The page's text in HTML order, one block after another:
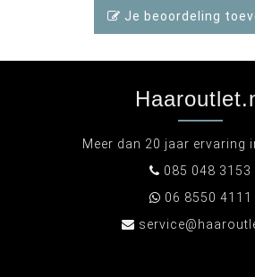
Je beoordeling
Meer dan 20 jaar ervaring
085 048 3153
06 8550 4111